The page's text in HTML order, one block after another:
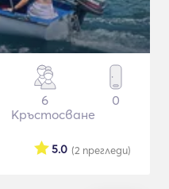
6
Кръстосване
0
(2 прегледи)
5.0